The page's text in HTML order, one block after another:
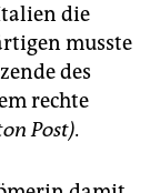
die
musste
des
rechte
Post).